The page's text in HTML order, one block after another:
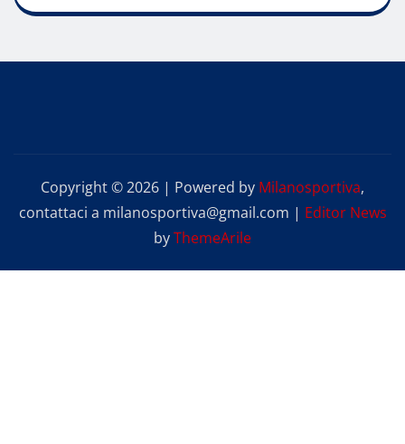
Copyright © 2026 | Powered by Milanosportiva,
contattaci a milanosportiva@gmail.com | Editor News
byThemeArile